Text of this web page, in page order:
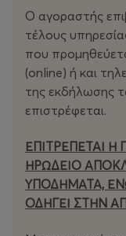
(κοστούμια) και
Χρήστο Τζιόγκα
ενδελεχή έρευνα
ανασυνθέτει την
σημερινό κοινό
εμβληματικό
Τον ρόλο του
δραματική
εμφανίζονται ο
Τάσης
Ο αγοραστής
τέλους
που
(οnline) ή και
της εκδήλωσης
επιστρέφεται.
ΕΠΙΤΡΕΠΕΤΑΙ
ΗΡΩΔΕΙΟ
ΥΠΟΔΗΜΑΤΑ,
ΟΔΗΓΕΙ ΣΤΗΝ